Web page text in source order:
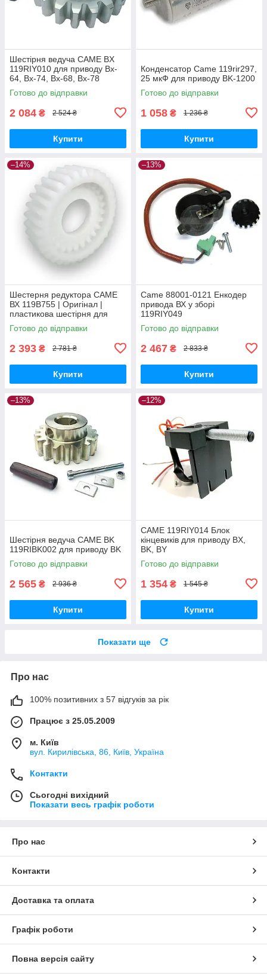
Шестірня ведуча CAME BX
119RIY010 для приводу Bx-
64, Bx-74, Bx-68, Bx-78
Готово до відправки
2 084 ₴ 2 524 ₴
Купити
Конденсатор Came 119rir297,
25 мкФ для приводу BK-1200
Готово до відправки
1 058 ₴ 1 236 ₴
Купити
–14%
Шестерня редуктора CAME
ВХ 119B755 | Оригінал |
пластикова шестірня для
приводу Bx-64, Bx-74, Bx-68,
Bx-78
Готово до відправки
2 393 ₴ 2 781 ₴
Купити
–13%
Came 88001-0121 Енкодер
привода ВХ у зборі
119RIY049
Готово до відправки
2 467 ₴ 2 833 ₴
Купити
–13%
Шестірня ведуча CAME BK
119RIBK002 для приводу BK
Готово до відправки
2 565 ₴ 2 936 ₴
Купити
–12%
CAME 119RIY014 Блок
кінцевиків для приводу BX,
BK, BY
Готово до відправки
1 354 ₴ 1 545 ₴
Купити
Показати ще
Про нас
100% позитивних з 57 відгуків за рік
Працює з 25.05.2009
м. Київ
вул. Кирилівська, 86, Київ, Україна
Контакти
Сьогодні вихідний
Показати весь графік роботи
Про нас
Контакти
Доставка та оплата
Графік роботи
Повна версія сайту